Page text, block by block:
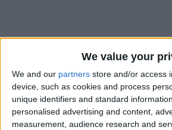
We value your
We and our partners store and/or access
device, such as cookies and process
unique identifiers and standard
personalised advertising and content,
measurement, audience research and
2026 débutera par la 17ejournée de
conclusion de la phase aller du
entamera cette nouvelle année par un